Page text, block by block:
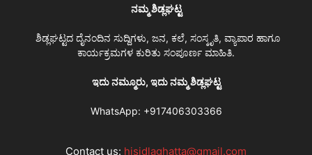
ನಮ್ಮ ಶಿಡ್ಲಘಟ್ಟ
ಶಿಡ್ಲಘಟ್ಟದ ದೈನಂದಿನ ಸುದ್ದಿಗಳು, ಜನ, ಕಲೆ, ಸಂಸ್ಕೃತಿ, ವ್ಯಾಪಾರ ಹಾಗೂ
ಕಾರ್ಯಕ್ರಮಗಳ ಕುರಿತು ಸಂಪೂರ್ಣ ಮಾಹಿತಿ.
ಇದು ನಮ್ಮೂರು, ಇದು ನಮ್ಮ ಶಿಡ್ಲಘಟ್ಟ
WhatsApp: +917406303366
Contact us: hisidlaghatta@gmail.com